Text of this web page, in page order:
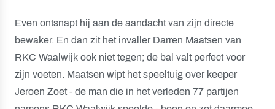
Even ontsnapt hij aan de aandacht van zijn directe
bewaker. En dan zit het invaller Darren Maatsen van
RKC Waalwijk ook niet tegen; de bal valt perfect voor
zijn voeten. Maatsen wipt het speeltuig over keeper
Jeroen Zoet - de man die in het verleden 77 partijen